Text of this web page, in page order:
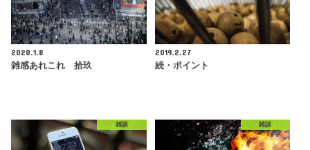
2020.1.8
雑感あれこれ 拾玖
2019.2.27
続・ポイント
雑談 雑談